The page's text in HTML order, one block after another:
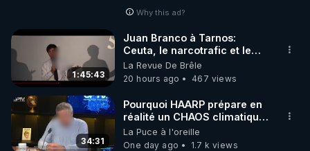
Why this ad?
1:45:43
Juan Branco à Tarnos:
Ceuta, le narcotrafic et le
pouvoir en France
La Revue De Brêle
20 hours ago
467 views
34:31
Pourquoi HAARP prépare en
réalité un CHAOS climatique,
on répond
La Puce à l'oreille
One day ago
1.7 k views